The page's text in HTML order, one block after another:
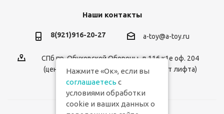
Наши контакты
8(921)916-20-27 a-toy@a-toy.ru
СПб пр. Обуховской Обороны, д.116 к1е оф. 204
(центральный вход 2-й этаж справа от лифта)
Нажмите «Ок», если вы
соглашаетесь с
условиями обработки
cookie и ваших данных о